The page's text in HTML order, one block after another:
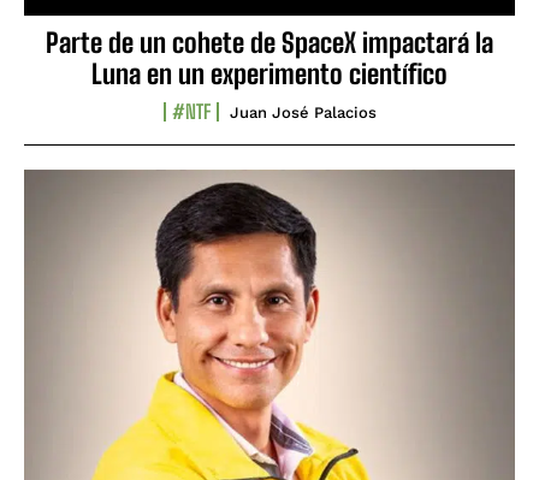
Parte de un cohete de SpaceX impactará la
Luna en un experimento científico
#NTF Juan José Palacios